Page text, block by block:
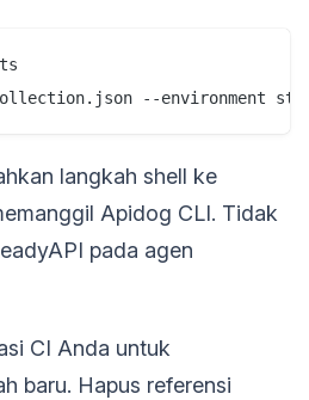
langkah shell ke
Apidog CLI. Tidak
pada agen
CI Anda untuk
baru. Hapus referensi